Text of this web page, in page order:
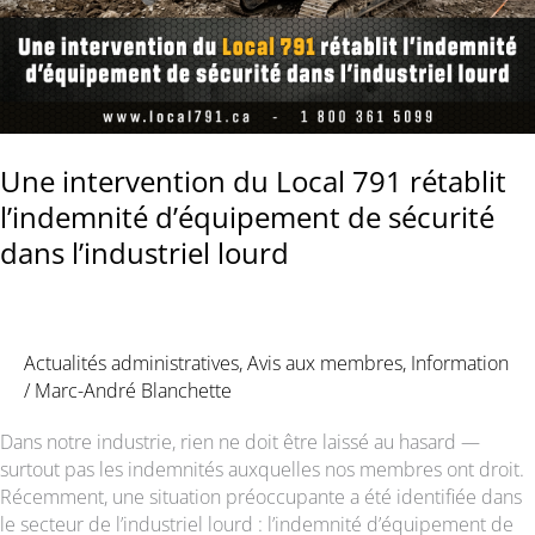
27
Une intervention du Local 791 rétablit
l’indemnité d’équipement de sécurité
dans l’industriel lourd
Actualités administratives,Avis aux membres, Information
/Marc-André Blanchette
Dans notre industrie, rien ne doit être laissé au hasard —
surtout pas les indemnités auxquelles nos membres ont droit.
Récemment, une situation préoccupante a été identifiée dans
le secteur de l’industriel lourd : l’indemnité d’équipement de